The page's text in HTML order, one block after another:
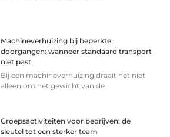
Machineverhuizing bij beperkte
doorgangen: wanneer standaard transport
niet past
Bij een machineverhuizing draait het niet
alleen om het gewicht van de
Groepsactiviteiten voor bedrijven: de
sleutel tot een sterker team